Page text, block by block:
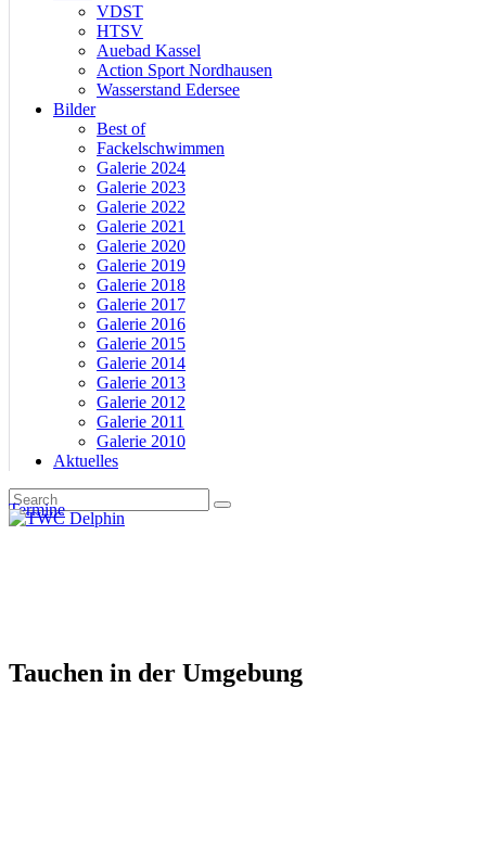
VDST
HTSV
Auebad Kassel
Action Sport Nordhausen
Wasserstand Edersee
Bilder
Best of
Fackelschwimmen
Galerie 2024
Galerie 2023
Galerie 2022
Galerie 2021
Galerie 2020
Galerie 2019
Galerie 2018
Galerie 2017
Galerie 2016
Galerie 2015
Galerie 2014
Galerie 2013
Galerie 2012
Galerie 2011
Galerie 2010
Aktuelles
Termine
Tauchen in der Umgebung